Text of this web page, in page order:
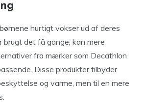
hurtigt vokser ud af deres
brugt det få gange, kan mere
fra mærker som Decathlon
Disse produkter tilbyder
og varme, men til en mere